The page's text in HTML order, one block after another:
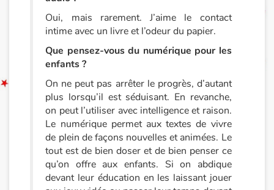
Oui, mais rarement. J’aime le contact
intime avec un livre et l’odeur du papier.
Que pensez-vous du numérique pour les
enfants ?
On ne peut pas arrêter le progrès, d’autant
plus lorsqu’il est séduisant. En revanche,
on peut l’utiliser avec intelligence et raison.
Le numérique permet aux textes de vivre
de plein de façons nouvelles et animées. Le
tout est de bien doser et de bien penser ce
qu’on offre aux enfants. Si on abdique
devant leur éducation en les laissant jouer